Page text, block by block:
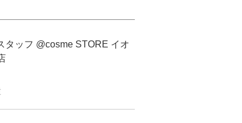
タッフ @cosme STORE イオ